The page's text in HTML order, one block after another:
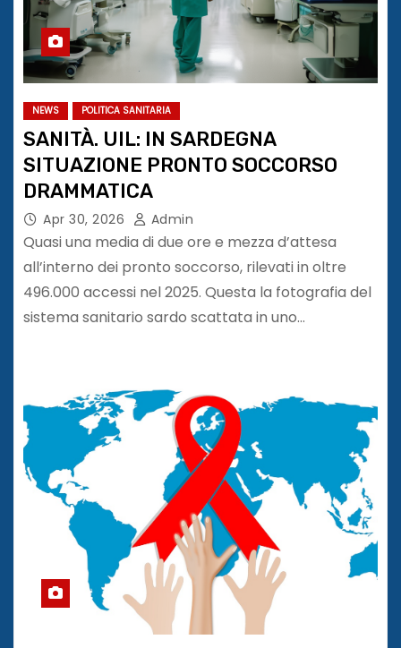
NEWS POLITICA SANITARIA
SANITÀ. UIL: IN SARDEGNA
SITUAZIONE PRONTO SOCCORSO
DRAMMATICA
Apr 30, 2026 Admin
Quasi una media di due ore e mezza d’attesa
all’interno dei pronto soccorso, rilevati in oltre
496.000 accessi nel 2025. Questa la fotografia del
sistema sanitario sardo scattata in uno…